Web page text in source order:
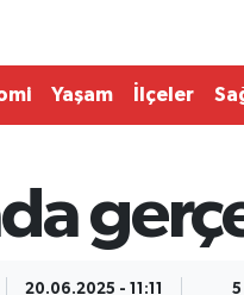
Yaşam İlçeler
20.06.2025 - 11:11 5